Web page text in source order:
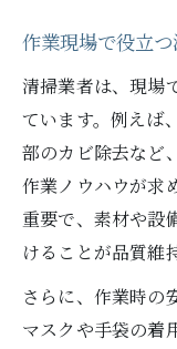
作業現場で役立
清掃業者は、現場
ています。例えば
部のカビ除去など
作業ノウハウが求
重要で、素材や設
けることが品質維
さらに、作業時の
マスクや手袋の着